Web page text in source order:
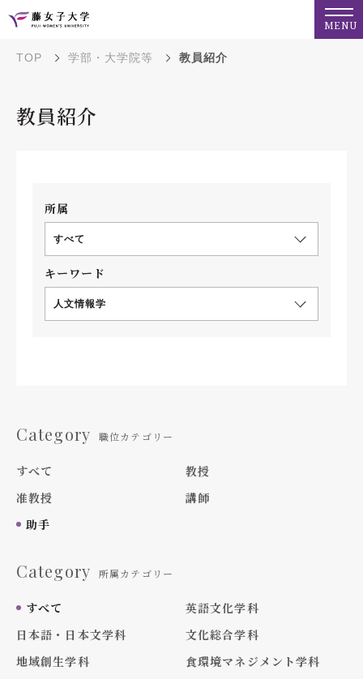
MENU
TOP 学部・大学院等 教員紹介
教員紹介
所属
すべて
キーワード
人文情報学
Category 職位カテゴリー
すべて
教授
准教授
講師
助手
Category 所属カテゴリー
すべて
英語文化学科
日本語・日本文学科
文化総合学科
地域創生学科
食環境マネジメント学科